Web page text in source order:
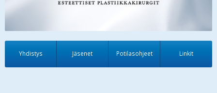
Yhdistys Jäsenet Potilasohjeet Linkit